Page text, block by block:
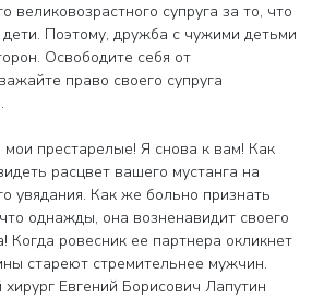
великовозрастного супруга за то, что
Поэтому, дружба с чужими детьми
Освободите себя от
право своего супруга
мои престарелые! Я снова к вам! Как
расцвет вашего мустанга на
увядания. Как же больно признать
однажды, она возненавидит своего
Когда ровесник ее партнера окликнет
стареют стремительнее мужчин.
Евгений Борисович Лапутин